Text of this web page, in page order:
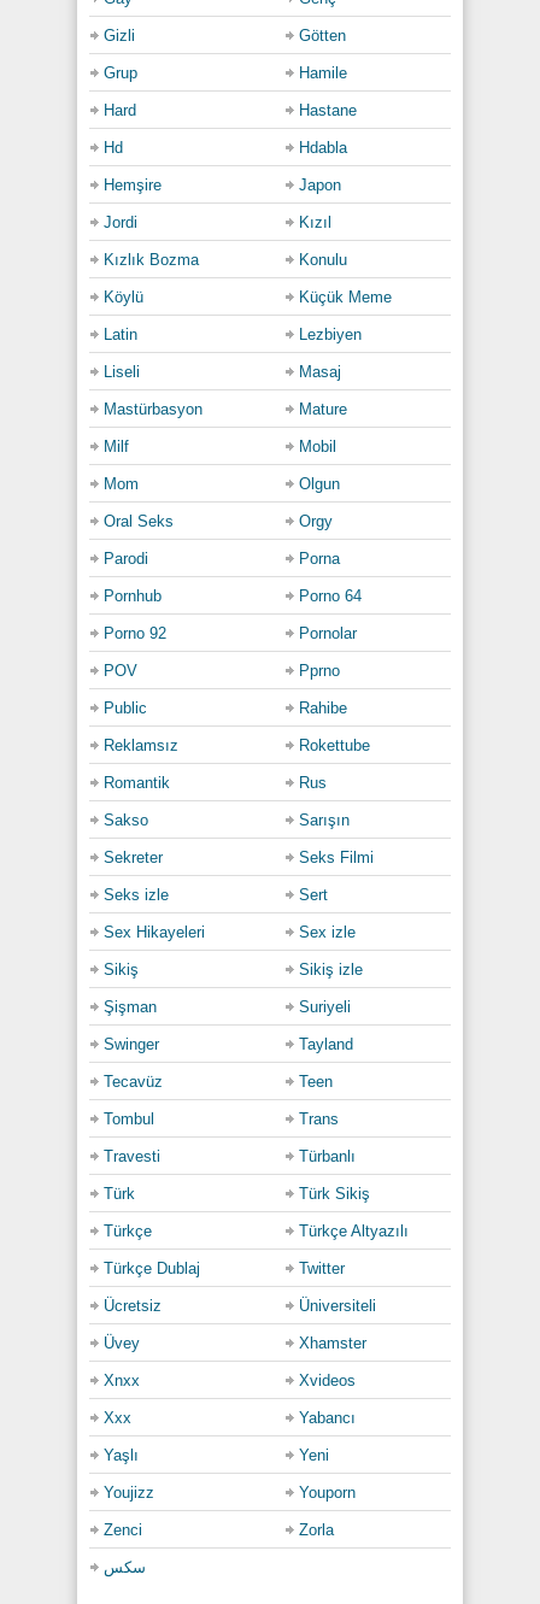
Gizli Götten
Grup Hamile
Hard Hastane
Hd Hdabla
Hemşire Japon
Jordi Kızıl
Kızlık Bozma Konulu
Köylü Küçük Meme
Latin Lezbiyen
Liseli Masaj
Mastürbasyon Mature
Milf Mobil
Mom Olgun
Oral Seks Orgy
Parodi Porna
Pornhub Porno 64
Porno 92 Pornolar
POV Pprno
Public Rahibe
Reklamsız Rokettube
Romantik Rus
Sakso Sarışın
Sekreter Seks Filmi
Seks izle Sert
Sex Hikayeleri Sex izle
Sikiş Sikiş izle
Şişman Suriyeli
Swinger Tayland
Tecavüz Teen
Tombul Trans
Travesti Türbanlı
Türk Türk Sikiş
Türkçe Türkçe Altyazılı
Türkçe Dublaj Twitter
Ücretsiz Üniversiteli
Üvey Xhamster
Xnxx Xvideos
Xxx Yabancı
Yaşlı Yeni
Youjizz Youporn
Zenci Zorla
سكس